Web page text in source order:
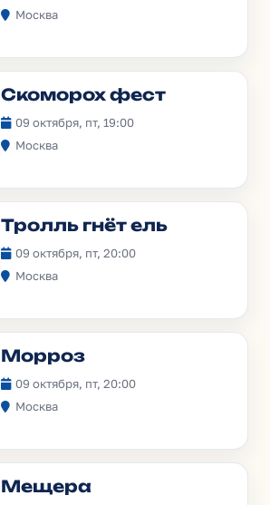
Москва
Скоморох фест
09 октября, пт, 19:00
Москва
Тролль гнёт ель
09 октября, пт, 20:00
Москва
Морроз
09 октября, пт, 20:00
Москва
Мещера